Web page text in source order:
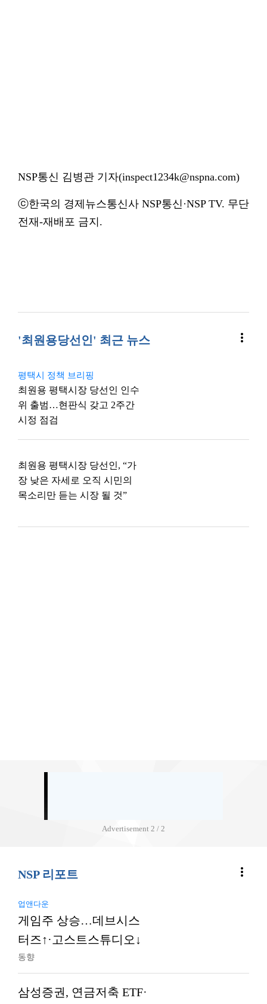
NSP통신 김병관 기자(inspect1234k@nspna.com)
ⓒ한국의 경제뉴스통신사 NSP통신·NSP TV. 무단
전재-재배포 금지.
'최원용당선인' 최근 뉴스 more_vert
평택시 정책 브리핑
최원용 평택시장 당선인 인수
위 출범…현판식 갖고 2주간
시정 점검
최원용 평택시장 당선인, “가
장 낮은 자세로 오직 시민의
목소리만 듣는 시장 될 것”
Advertisement 2 / 2
NSP 리포트 more_vert
업앤다운
게임주 상승…데브시스
터즈↑·고스트스튜디오↓
동향
삼성증권, 연금저축 ETF·